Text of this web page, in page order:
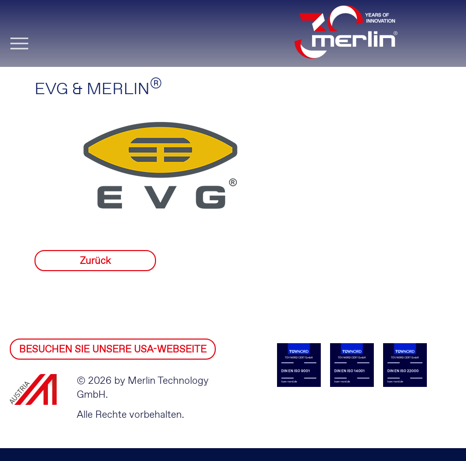
EVG & MERLIN®
Zurück
BESUCHEN SIE UNSERE USA-WEBSEITE
© 2026 by Merlin Technology
GmbH.
Alle Rechte vorbehalten.